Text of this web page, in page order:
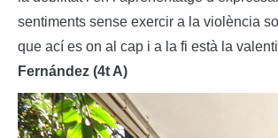
sentiments sense exercir a la violència
que ací es on al cap i a la fi està la
Fernández (4t A)